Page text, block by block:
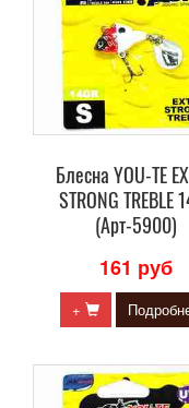
Блесна YOU-TE
STRONG TREBLE
(Арт-5900)
161 руб
+